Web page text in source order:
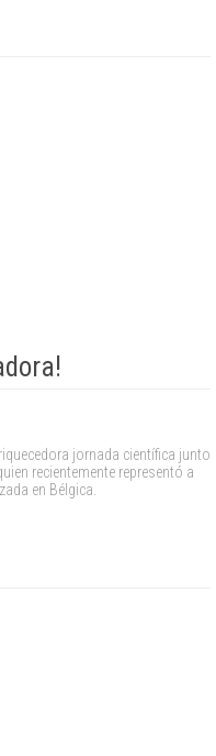
jornada científica junto
recientemente representó a
en Bélgica.